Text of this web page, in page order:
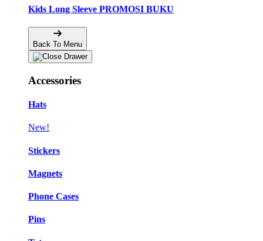
Kids Long Sleeve PROMOSI BUKU
Back To Menu
Accessories
Hats
New!
Stickers
Magnets
Phone Cases
Pins